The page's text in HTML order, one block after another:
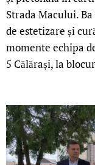
Strada Macului.
de estetizare și
momente echipa
5 Călărași, la